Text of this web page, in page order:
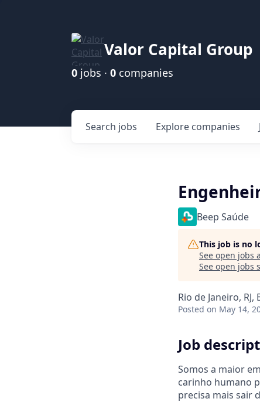
Valor Capital Group
0 jobs · 0 companies
Search jobs Explore companies
Beep Saúde
This job is no
See open jobs
See open jobs
Rio de Janeiro, RJ,
Posted on May 14,
Job
Somos a maior
carinho humano
precisa mais sair